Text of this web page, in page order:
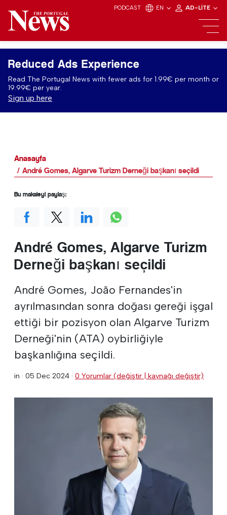
PODCAST EN AD-LITE
Reduced Ads Experience
Read The Portugal News with fewer ads for 1.99€ per month or
19.99€ per year.
Sign up here
Anasayfa
André Gomes, Algarve Turizm Derneği başkanı seçildi
André Gomes, Algarve Turizm
Derneği başkanı seçildi
André Gomes, João Fernandes'in
ayrılmasından sonra doğası gereği işgal
ettiği bir pozisyon olan Algarve Turizm
Derneği'nin (ATA) oybirliğiyle
başkanlığına seçildi.
in · 05 Dec 2024 · 0 Yorumlar (değiştir | kaynağı değiştir)
Bu makaleyi paylaş: